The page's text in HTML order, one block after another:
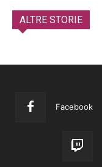
ALTRE STORIE
Facebook